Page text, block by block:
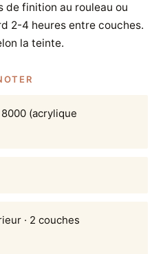
de finition au rouleau ou
2-4 heures entre couches.
la teinte.
8000 (acrylique
· 2 couches